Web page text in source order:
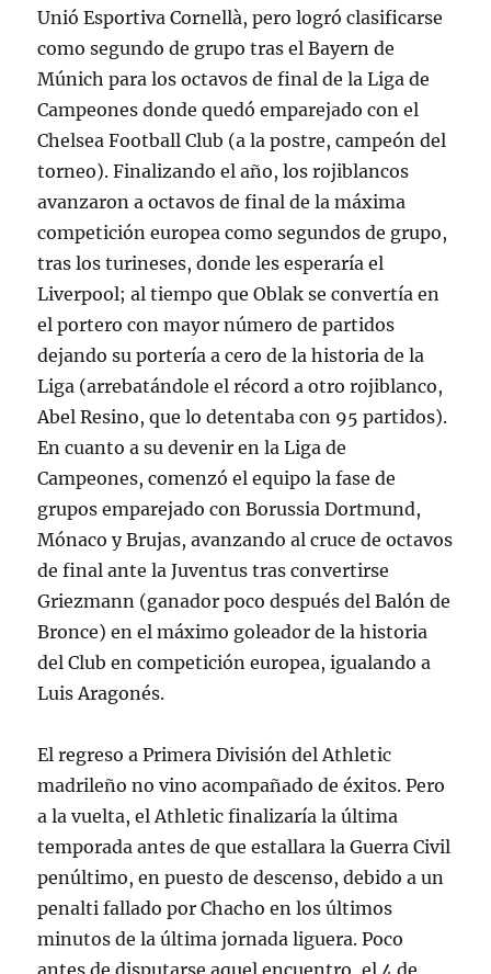
Unió Esportiva Cornellà, pero logró clasificarse
como segundo de grupo tras el Bayern de
Múnich para los octavos de final de la Liga de
Campeones donde quedó emparejado con el
Chelsea Football Club (a la postre, campeón del
torneo). Finalizando el año, los rojiblancos
avanzaron a octavos de final de la máxima
competición europea como segundos de grupo,
tras los turineses, donde les esperaría el
Liverpool; al tiempo que Oblak se convertía en
el portero con mayor número de partidos
dejando su portería a cero de la historia de la
Liga (arrebatándole el récord a otro rojiblanco,
Abel Resino, que lo detentaba con 95 partidos).
En cuanto a su devenir en la Liga de
Campeones, comenzó el equipo la fase de
grupos emparejado con Borussia Dortmund,
Mónaco y Brujas, avanzando al cruce de octavos
de final ante la Juventus tras convertirse
Griezmann (ganador poco después del Balón de
Bronce) en el máximo goleador de la historia
del Club en competición europea, igualando a
Luis Aragonés.
El regreso a Primera División del Athletic
madrileño no vino acompañado de éxitos. Pero
a la vuelta, el Athletic finalizaría la última
temporada antes de que estallara la Guerra Civil
penúltimo, en puesto de descenso, debido a un
penalti fallado por Chacho en los últimos
minutos de la última jornada liguera. Poco
antes de disputarse aquel encuentro, el 4 de